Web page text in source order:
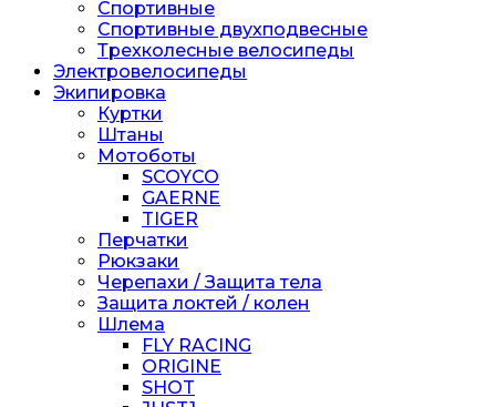
Спортивные
Спортивные двухподвесные
Трехколесные велосипеды
Электровелосипеды
Экипировка
Куртки
Штаны
Мотоботы
SCOYCO
GAERNE
TIGER
Перчатки
Рюкзаки
Черепахи / Защита тела
Защита локтей / колен
Шлема
FLY RACING
ORIGINE
SHOT